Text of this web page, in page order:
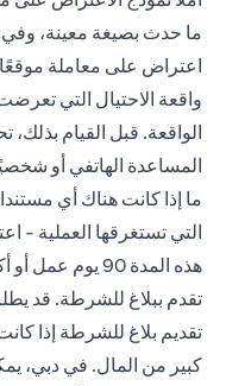
ما حدث بصيغة معينة،
اعتراض على معاملة
واقعة الاحتيال التي
الواقعة. قبل القيام
المساعدة الهاتفي أو
ما إذا كانت هناك أي
التي تستغرقها العملية -
هذه المدة 90 يوم عمل أو أكثر.
تقدم ببلاغ للشرطة. قد
تقديم بلاغ للشرطة إذا
كبير من المال. في دبي،